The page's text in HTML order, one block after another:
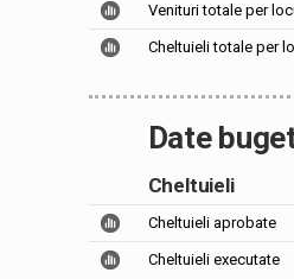
Venituri totale per
Cheltuieli totale per
Date
Cheltuieli
Cheltuieli aprobate
Cheltuieli executate